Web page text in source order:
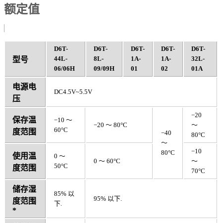
额定值
型号
D6T-
44L-
06/06H
D6T-
8L-
09/09H
D6T-
1A-
01
D6T-
1A-
02
D6T-
32L-
01A
电源电
压
DC4.5V~5.5V
保存温
度范围
−10 ～
60°C
−20 ～ 80°C
−40
～
80°C
−20
～
80°C
使用温
度范围
0 ～
50°C
0 ～ 60°C
−10
～
70°C
储存湿
度范围
*
85% 以
下.
95% 以下.